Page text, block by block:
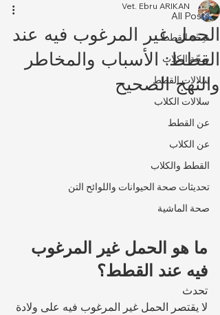
All Posts
صِحّة القطط
صِحّة الكلاب
سلالات القطط
سلالات الكلاب
عن القطط
عن الكلاب
القطط والكلاب
تحديثات صحة الحيوانات واللوائح التن
صحة الماشية
الحمل غير المرغوب فيه عند
القطط: الأسباب والمخاطر
والنهج الصحيح
Vet. Ebru ARIKAN
ما هو الحمل غير المرغوب
فيه عند القطط؟
تحدث
لا يقتصر الحمل غير المرغوب فيه على ولادة